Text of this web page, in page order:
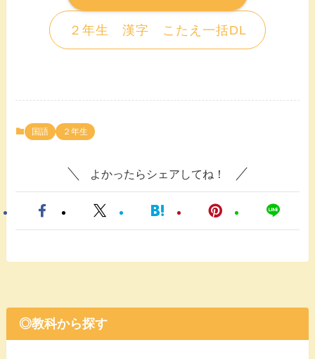
２年生 漢字 こたえ一括DL
国語 ２年生
よかったらシェアしてね！
◎教科から探す